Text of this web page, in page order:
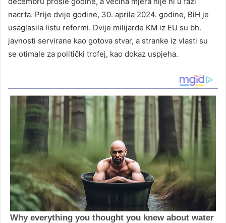
nacrta. Prije dvije godine, 30. aprila 2024. godine, BiH je
usaglasila listu reformi. Dvije milijarde KM iz EU su bh.
javnosti servirane kao gotova stvar, a stranke iz vlasti su
se otimale za politički trofej, kao dokaz uspjeha.